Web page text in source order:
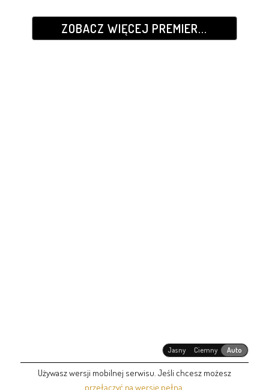
ZOBACZ WIĘCEJ PREMIER...
Jasny Ciemny Auto
Używasz wersji mobilnej serwisu. Jeśli chcesz możesz
przełączyć na wersję pełną